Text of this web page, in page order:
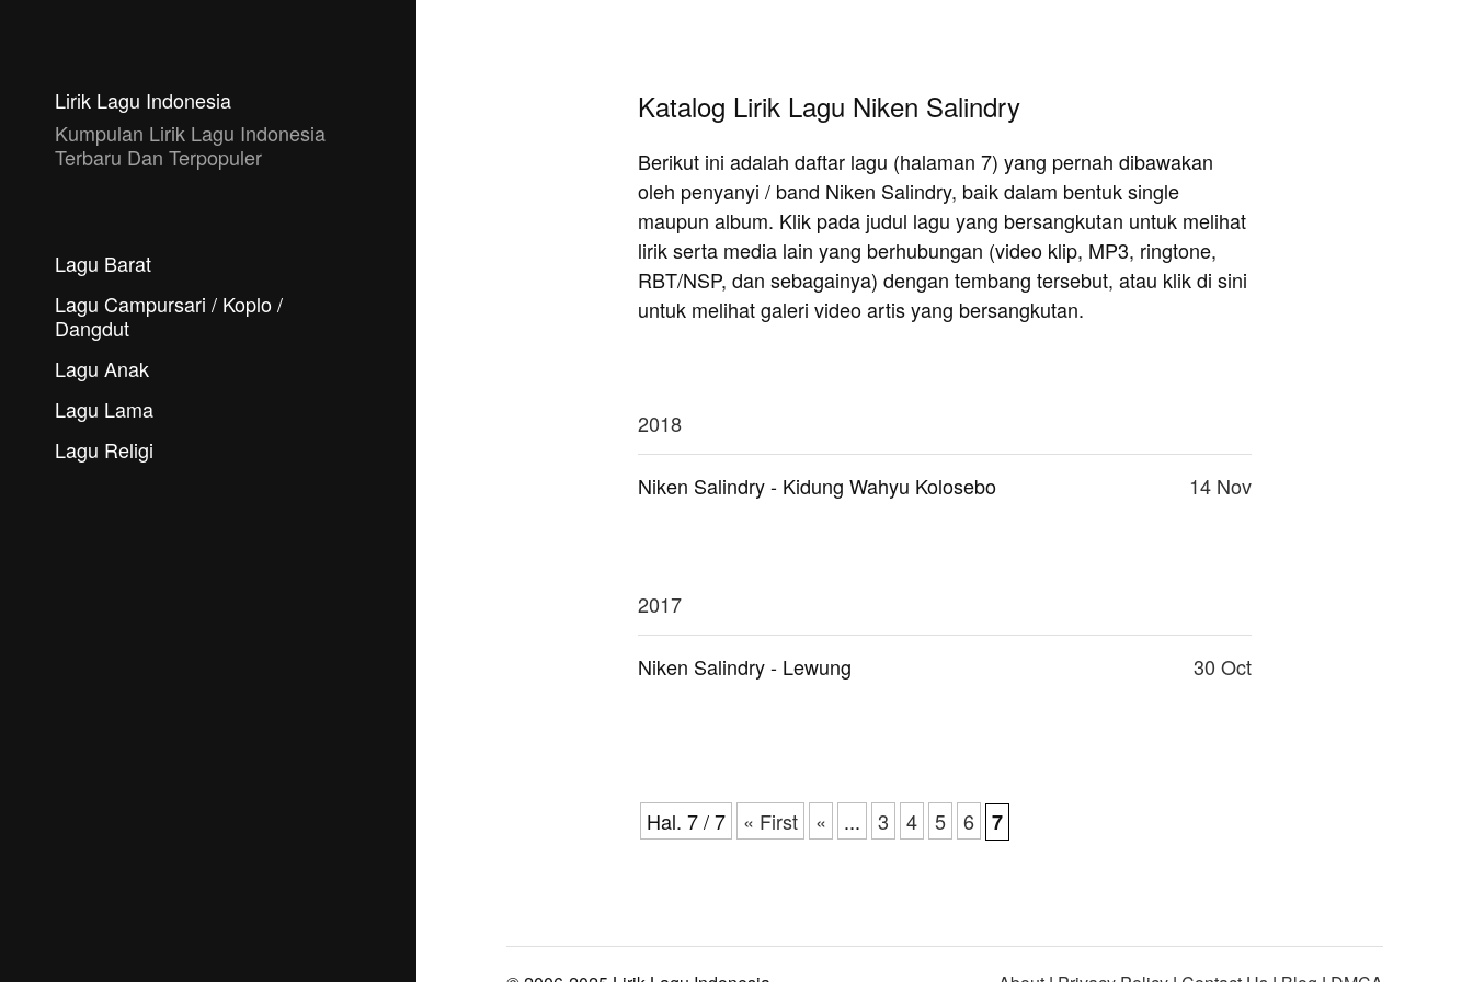
Lirik Lagu Indonesia
Kumpulan Lirik Lagu Indonesia
Terbaru Dan Terpopuler
Lagu Barat
Lagu Campursari / Koplo /
Dangdut
Lagu Anak
Lagu Lama
Lagu Religi
Katalog Lirik Lagu Niken Salindry
Berikut ini adalah daftar lagu (halaman 7) yang pernah dibawakan
oleh penyanyi / band Niken Salindry, baik dalam bentuk single
maupun album. Klik pada judul lagu yang bersangkutan untuk melihat
lirik serta media lain yang berhubungan (video klip, MP3, ringtone,
RBT/NSP, dan sebagainya) dengan tembang tersebut, atau klik di sini
untuk melihat galeri video artis yang bersangkutan.
2018
Niken Salindry - Kidung Wahyu Kolosebo 14 Nov
2017
Niken Salindry - Lewung 30 Oct
Hal. 7 / 7 « First « ... 3 4 5 6 7